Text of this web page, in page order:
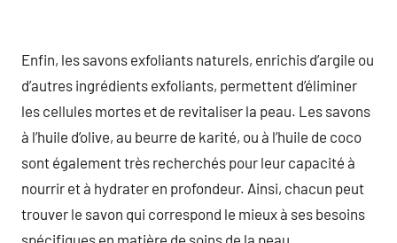
Enfin, les savons exfoliants naturels, enrichis d’argile ou
d’autres ingrédients exfoliants, permettent d’éliminer
les cellules mortes et de revitaliser la peau. Les savons
à l’huile d’olive, au beurre de karité, ou à l’huile de coco
sont également très recherchés pour leur capacité à
nourrir et à hydrater en profondeur. Ainsi, chacun peut
trouver le savon qui correspond le mieux à ses besoins
spécifiques en matière de soins de la peau.